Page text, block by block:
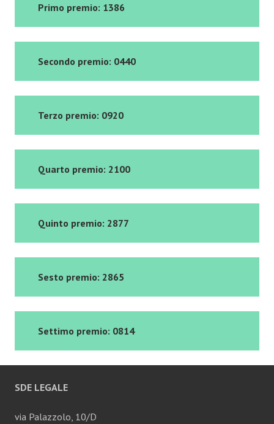
Primo premio: 1386
Secondo premio: 0440
Terzo premio: 0920
Quarto premio: 2100
Quinto premio: 2877
Sesto premio: 2865
Settimo premio: 0814
SDE LEGALE
via Palazzolo, 10/D